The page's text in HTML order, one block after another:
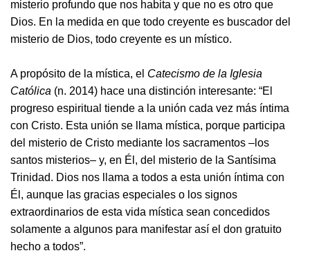
misterio profundo que nos habita y que no es otro que
Dios. En la medida en que todo creyente es buscador del
misterio de Dios, todo creyente es un místico.
A propósito de la mística, el Catecismo de la Iglesia
Católica (n. 2014) hace una distinción interesante: “El
progreso espiritual tiende a la unión cada vez más íntima
con Cristo. Esta unión se llama mística, porque participa
del misterio de Cristo mediante los sacramentos –los
santos misterios– y, en Él, del misterio de la Santísima
Trinidad. Dios nos llama a todos a esta unión íntima con
Él, aunque las gracias especiales o los signos
extraordinarios de esta vida mística sean concedidos
solamente a algunos para manifestar así el don gratuito
hecho a todos”.